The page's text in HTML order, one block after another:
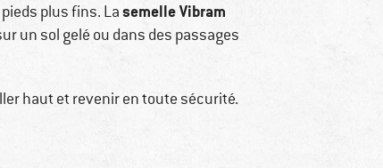
plus fins. Lasemelle Vibram
un sol gelé ou dans des passages
haut et revenir en toute sécurité.